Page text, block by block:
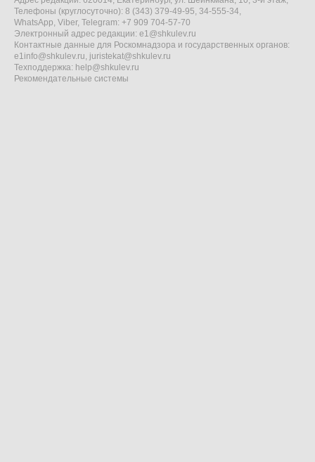
Телефоны (круглосуточно): 8 (343) 379-49-95, 34-555-34,
WhatsApp, Viber, Telegram: +7 909 704-57-70
Электронный адрес редакции: e1@shkulev.ru
Контактные данные для Роскомнадзора и государственных органов:
e1info@shkulev.ru, juristekat@shkulev.ru
Техподдержка: help@shkulev.ru
Рекомендательные системы